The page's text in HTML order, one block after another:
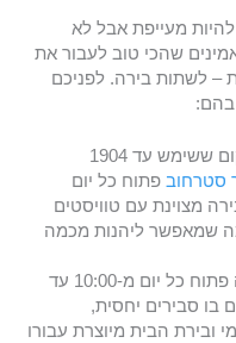
מעייפת אבל לא
שהכי טוב לעבור את
– לשתות בירה. לפניכם
בהם:
– המקום ששימש עד 1904
סטרחוב פתוח כל יום
מלבד בירה מצוינת עם טוויסטים
שמאפשר ליהנות מכמה
– גם המקום הזה פתוח כל יום מ-10:00 עד
בו סבירים יחסית,
ובירת הבית מיוצרת עבורו